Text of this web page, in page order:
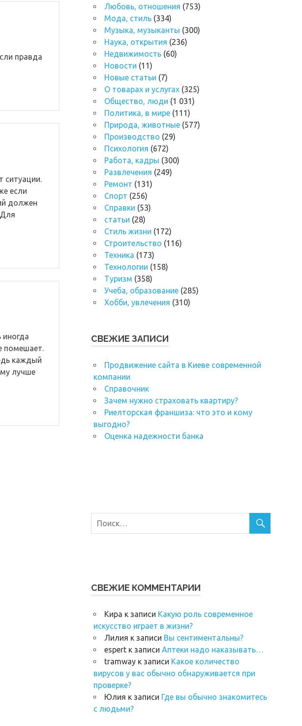
правда
ситуации.
если
должен
помешает.
каждый
лучше
Любовь, отношения (753)
Мода, стиль (334)
Музыка, музыканты (300)
Наука, открытия (236)
Недвижимость (60)
Новости (11)
Новые статьи (7)
О товарах и услугах (325)
Общество, люди (1 031)
Политика, в мире (111)
Природа, животные (577)
Производство (29)
Психология (672)
Работа, кадры (300)
Развлечения (249)
Ремонт (131)
Спорт (256)
Справки (53)
статьи (28)
Стиль жизни (172)
Строительство (116)
Техника (173)
Технологии (158)
Туризм (358)
Учеба, образование (285)
Хобби, увлечения (310)
СВЕЖИЕ ЗАПИСИ
Продвижение сайта в Киеве современной
компании
Справочник
Зачем нужно страховать квартиру?
Риелторская франшиза: что это и кому
выгодно?
Оценка надежности банка
СВЕЖИЕ КОММЕНТАРИИ
Кира к записи Какую роль современное
искусство играет в жизни?
Лилия к записи Вы сентиментальны?
espert к записи Аптеки надо наказывать…
tramway к записи Какое количество
вирусов у вас обычно обнаруживается при
проверке?
Юлия к записи Где вы обычно знакомитесь
с людьми?